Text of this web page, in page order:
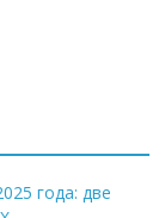
года: две